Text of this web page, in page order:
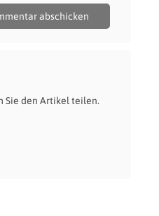
Sie den Artikel teilen.